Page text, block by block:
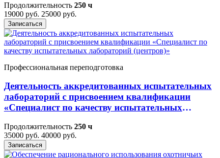
Продолжительность 250 ч
19000 руб. 25000 руб.
Записаться
Профессиональная переподготовка
Деятельность аккредитованных испытательных
лабораторий с присвоением квалификации
«Специалист по качеству испытательных
Продолжительность 250 ч
35000 руб. 40000 руб.
Записаться